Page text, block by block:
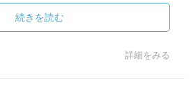
政策をデザインすることが必要であ
みには、市場や政府に加えて社会的
セクターによる仕組みや、資金循環
ることが重要である。
続きを読む
詳細をみる